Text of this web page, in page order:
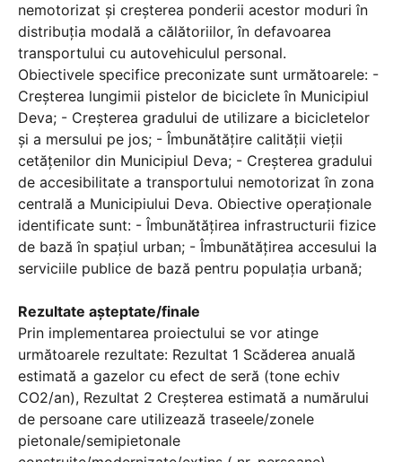
nemotorizat și creșterea ponderii acestor moduri în
distribuția modală a călătoriilor, în defavoarea
transportului cu autovehiculul personal.
Obiectivele specifice preconizate sunt următoarele: -
Creșterea lungimii pistelor de biciclete în Municipiul
Deva; - Creșterea gradului de utilizare a bicicletelor
și a mersului pe jos; - Îmbunătățire calității vieții
cetățenilor din Municipiul Deva; - Creșterea gradului
de accesibilitate a transportului nemotorizat în zona
centrală a Municipiului Deva. Obiective operaţionale
identificate sunt: - Îmbunătăţirea infrastructurii fizice
de bază în spaţiul urban; - Îmbunătăţirea accesului la
serviciile publice de bază pentru populaţia urbană;
Rezultate aşteptate/finale
Prin implementarea proiectului se vor atinge
următoarele rezultate: Rezultat 1 Scăderea anuală
estimată a gazelor cu efect de seră (tone echiv
CO2/an), Rezultat 2 Creșterea estimată a numărului
de persoane care utilizează traseele/zonele
pietonale/semipietonale